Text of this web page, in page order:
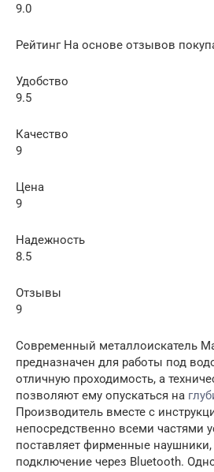
9.0
Рейтинг На основе отзывов
Удобство
9.5
Качество
9
Цена
9
Надежность
8.5
Отзывы
9
Современный металлоискатель
предназначен для работы под
отличную проходимость, а
позволяют ему опускаться на
Производитель вместе с
непосредственно всеми частями
поставляет фирменные
подключение через Bluetooth.